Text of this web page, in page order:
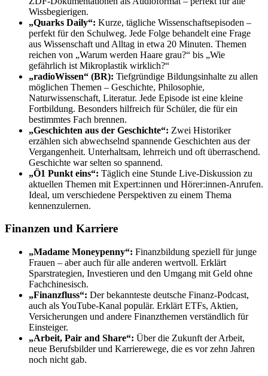
Wissbegierigen.
„Quarks Daily“: Kurze, tägliche Wissenschaftsepisoden –
perfekt für den Schulweg. Jede Folge behandelt eine Frage
aus Wissenschaft und Alltag in etwa 20 Minuten. Themen
reichen von „Warum werden Haare grau?“ bis „Wie
gefährlich ist Mikroplastik wirklich?“
„radioWissen“ (BR): Tiefgründige Bildungsinhalte zu allen
möglichen Themen – Geschichte, Philosophie,
Naturwissenschaft, Literatur. Jede Episode ist eine kleine
Fortbildung. Besonders hilfreich für Schüler, die für ein
bestimmtes Fach brennen.
„Geschichten aus der Geschichte“: Zwei Historiker
erzählen sich abwechselnd spannende Geschichten aus der
Vergangenheit. Unterhaltsam, lehrreich und oft überraschend.
Geschichte war selten so spannend.
„Ö1 Punkt eins“: Täglich eine Stunde Live-Diskussion zu
aktuellen Themen mit Expert:innen und Hörer:innen-Anrufen.
Ideal, um verschiedene Perspektiven zu einem Thema
kennenzulernen.
Finanzen und Karriere
„Madame Moneypenny“: Finanzbildung speziell für junge
Frauen – aber auch für alle anderen wertvoll. Erklärt
Sparstrategien, Investieren und den Umgang mit Geld ohne
Fachchinesisch.
„Finanzfluss“: Der bekannteste deutsche Finanz-Podcast,
auch als YouTube-Kanal populär. Erklärt ETFs, Aktien,
Versicherungen und andere Finanzthemen verständlich für
Einsteiger.
„Arbeit, Pair and Share“: Über die Zukunft der Arbeit,
neue Berufsbilder und Karrierewege, die es vor zehn Jahren
noch nicht gab.